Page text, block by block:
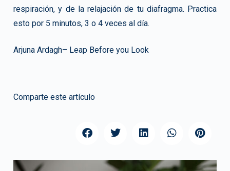
respiración, y de la relajación de tu diafragma. Practica
esto por 5 minutos, 3 o 4 veces al día.
Arjuna Ardagh– Leap Before you Look
Comparte este artículo